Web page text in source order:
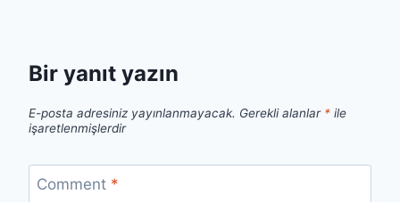
Bir yanıt yazın
E-posta adresiniz yayınlanmayacak. Gerekli alanlar * ile
işaretlenmişlerdir
Comment *